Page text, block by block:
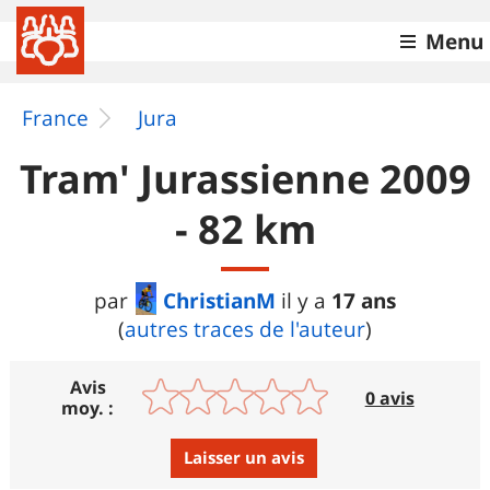
Menu
France Jura
Tram' Jurassienne 2009
- 82 km
par ChristianM il y a 17 ans
(autres traces de l'auteur)
Avis
moy. :
0 avis
Laisser un avis